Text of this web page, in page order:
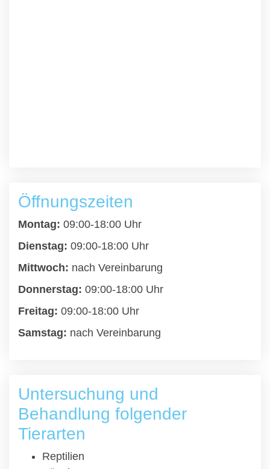
Öffnungszeiten
Montag: 09:00-18:00 Uhr
Dienstag: 09:00-18:00 Uhr
Mittwoch: nach Vereinbarung
Donnerstag: 09:00-18:00 Uhr
Freitag: 09:00-18:00 Uhr
Samstag: nach Vereinbarung
Untersuchung und
Behandlung folgender
Tierarten
Reptilien